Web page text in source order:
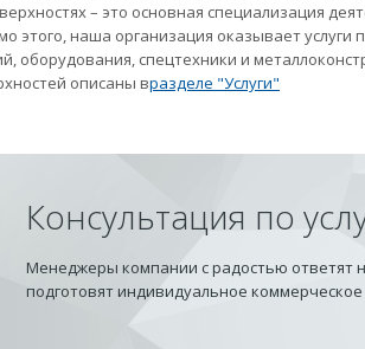
– это основная специализация
этого, наша организация оказывает
оборудования, спецтехники и
описаны вразделе "Услуги"
Консультация по
Менеджеры компании с радостью ответят
подготовят индивидуальное